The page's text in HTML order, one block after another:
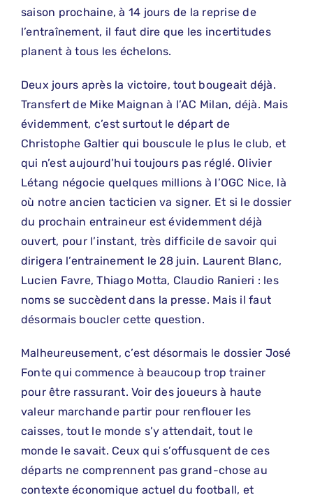
saison prochaine, à 14 jours de la reprise de
l’entraînement, il faut dire que les incertitudes
planent à tous les échelons.
Deux jours après la victoire, tout bougeait déjà.
Transfert de Mike Maignan à l’AC Milan, déjà. Mais
évidemment, c’est surtout le départ de
Christophe Galtier qui bouscule le plus le club, et
qui n’est aujourd’hui toujours pas réglé. Olivier
Létang négocie quelques millions à l’OGC Nice, là
où notre ancien tacticien va signer. Et si le dossier
du prochain entraineur est évidemment déjà
ouvert, pour l’instant, très difficile de savoir qui
dirigera l’entrainement le 28 juin. Laurent Blanc,
Lucien Favre, Thiago Motta, Claudio Ranieri : les
noms se succèdent dans la presse. Mais il faut
désormais boucler cette question.
Malheureusement, c’est désormais le dossier José
Fonte qui commence à beaucoup trop trainer
pour être rassurant. Voir des joueurs à haute
valeur marchande partir pour renflouer les
caisses, tout le monde s’y attendait, tout le
monde le savait. Ceux qui s’offusquent de ces
départs ne comprennent pas grand-chose au
contexte économique actuel du football, et